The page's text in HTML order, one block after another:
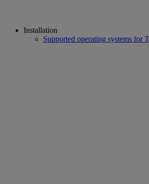
Installation
Supported operating systems for